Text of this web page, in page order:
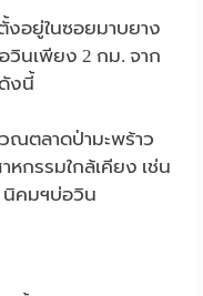
งอยู่ในซอยมาบยาง
วินเพียง 2 กม. จาก
งนี้
ณตลาดป่ามะพร้าว
หกรรมใกล้เคียง เช่น
นิคมฯบ่อวิน